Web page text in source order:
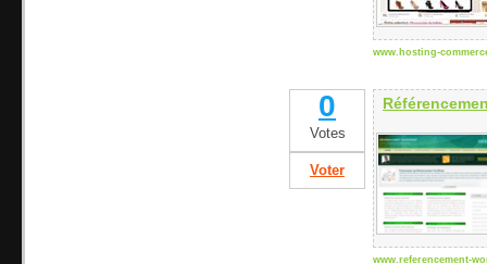
www.hosting-
0
Votes
Voter
www.referencement-